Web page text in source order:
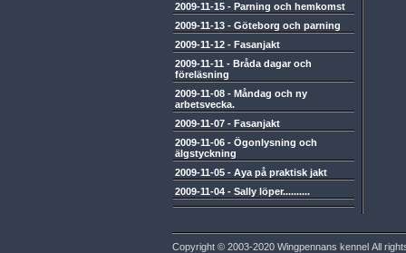
2009-11-15 - Parning och hemkomst
2009-11-13 - Göteborg och parning
2009-11-12 - Fasanjakt
2009-11-11 - Bråda dagar och
föreläsning
2009-11-08 - Måndag och ny
arbetsvecka.
2009-11-07 - Fasanjakt
2009-11-06 - Ögonlysning och
älgstyckning
2009-11-05 - Aya på praktisk jakt
2009-11-04 - Sally löper..........
Copyright © 2003-2020 Wingpennans kennel All